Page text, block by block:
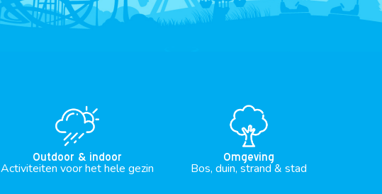
Outdoor & indoor
Activiteiten voor het hele gezin
Omgeving
Bos, duin, strand & stad